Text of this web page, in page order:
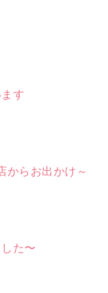
す
からお出かけ～
た〜